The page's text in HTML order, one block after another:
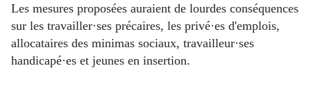
Les mesures proposées auraient de lourdes conséquences
sur les travailler·ses précaires, les privé·es d'emplois,
allocataires des minimas sociaux, travailleur·ses
handicapé·es et jeunes en insertion.